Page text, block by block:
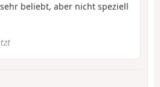
beliebt, aber nicht speziell